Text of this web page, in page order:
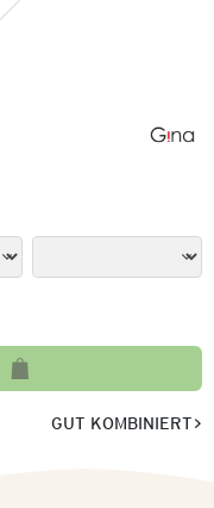
GUT KOMBINIERT